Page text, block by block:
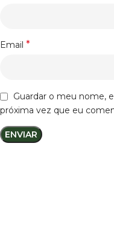
Email *
Guardar o meu nome,
próxima vez que eu